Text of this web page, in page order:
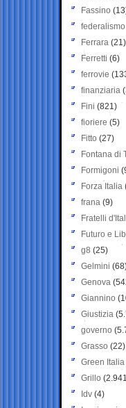
Fassino
federalismo
Ferrara (21)
Ferretti (6)
ferrovie
finanziaria
Fini (821)
fioriere (5)
Fitto (27)
Fontana di
Formigoni
Forza Italia
frana (9)
Fratelli
Futuro e
g8 (25)
Gelmini
Genova
Giannino
Giustizia
governo
Grasso (22)
Green Italia
Grillo
Idv (4)